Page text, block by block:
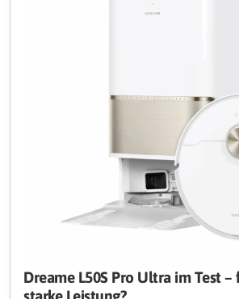
Dreame L50S Pro Ultra im Test –